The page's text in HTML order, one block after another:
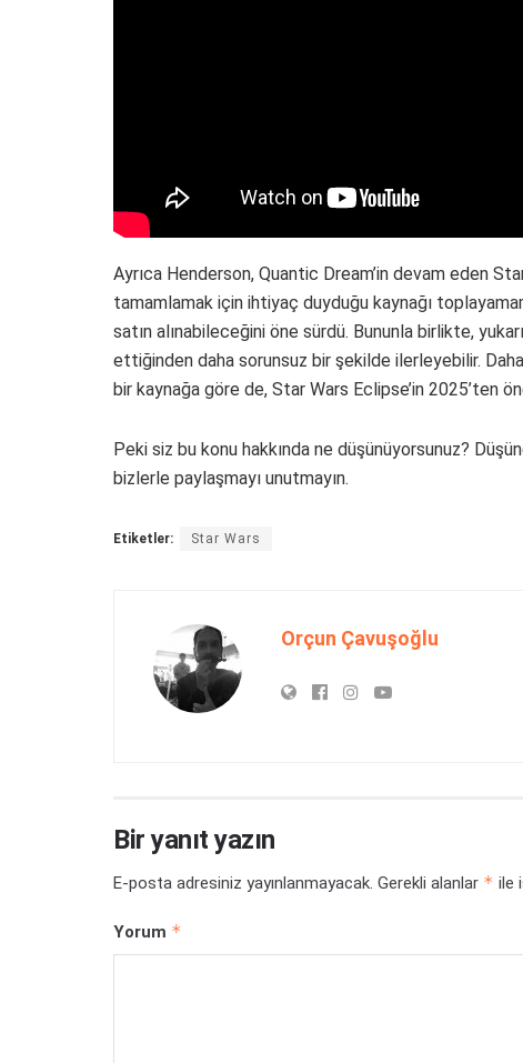
Ayrıca Henderson, Quantic Dream’in devam eden
tamamlamak için ihtiyaç duyduğu kaynağı
satın alınabileceğini öne sürdü. Bununla birlikte,
ettiğinden daha sorunsuz bir şekilde ilerleyebilir. Daha
bir kaynağa göre de, Star Wars Eclipse’in 2025’ten
Peki siz bu konu hakkında ne düşünüyorsunuz?
bizlerle paylaşmayı unutmayın.
Etiketler: Star Wars
Orçun Çavuşoğlu
Bir yanıt yazın
E-posta adresiniz yayınlanmayacak. Gerekli alanlar * ile
Yorum *